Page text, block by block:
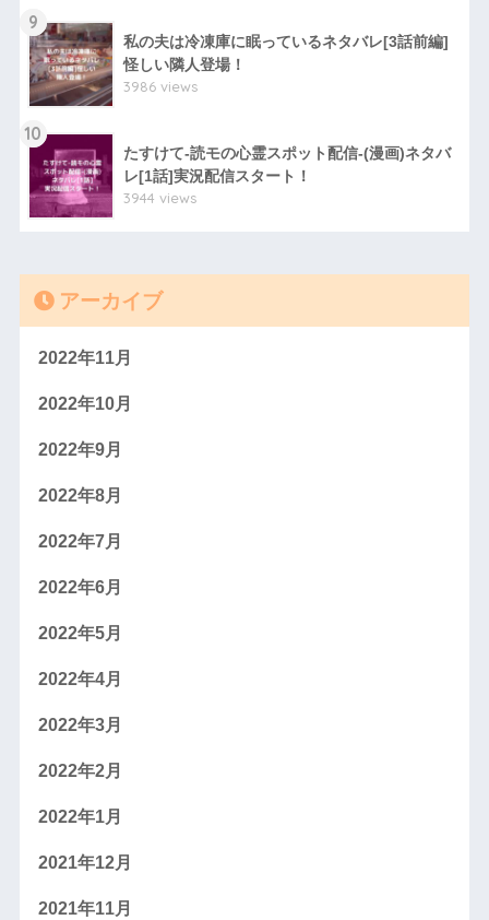
9
私の夫は冷凍庫に眠っているネタバレ[3話前編]
怪しい隣人登場！
3986 views
10
たすけて-読モの心霊スポット配信-(漫画)ネタバ
レ[1話]実況配信スタート！
3944 views
アーカイブ
2022年11月
2022年10月
2022年9月
2022年8月
2022年7月
2022年6月
2022年5月
2022年4月
2022年3月
2022年2月
2022年1月
2021年12月
2021年11月